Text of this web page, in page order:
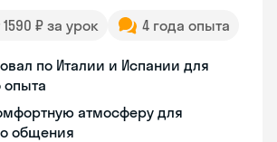
1590 ₽ за урок 4 года опыта
по Италии и Испании для
опыта
атмосферу для
общения